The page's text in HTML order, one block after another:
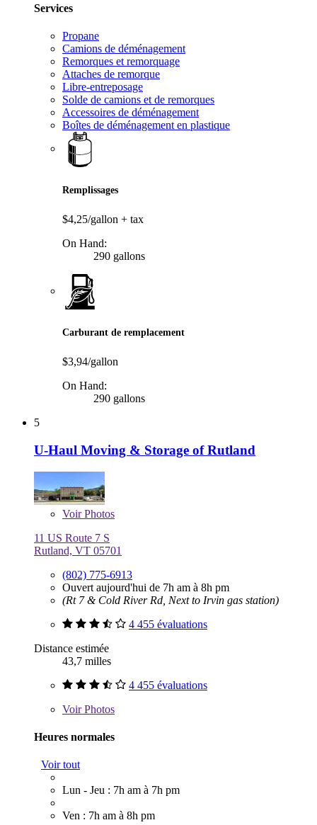
Services
Propane
Camions de déménagement
Remorques et remorquage
Attaches de remorque
Libre-entreposage
Solde de camions et de remorques
Accessoires de déménagement
Boîtes de déménagement en plastique
Remplissages
$4,25/gallon + tax
On Hand:
290 gallons
Carburant de remplacement
$3,94/gallon
On Hand:
290 gallons
5
U-Haul Moving & Storage of Rutland
VoirPhotos
11 US Route 7 S
Rutland, VT 05701
(802) 775-6913
Ouvert aujourd'hui de 7h am à 8h pm
(Rt 7 & Cold River Rd, Next to Irvin gas station)
4 455 évaluations
Distance estimée
43,7 milles
4 455 évaluations
VoirPhotos
Heures normales
Voir tout
Lun - Jeu : 7h am à 7h pm
Ven : 7h am à 8h pm